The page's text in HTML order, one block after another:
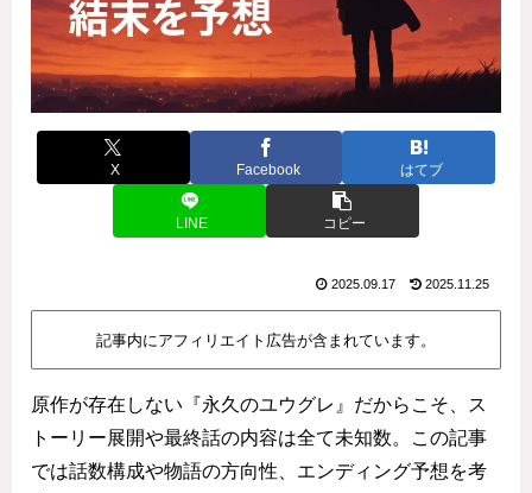
X Facebook はてブ
LINE コピー
2025.09.17 2025.11.25
記事内にアフィリエイト広告が含まれています。
原作が存在しない『永久のユウグレ』だからこそ、ス
トーリー展開や最終話の内容は全て未知数。この記事
では話数構成や物語の方向性、エンディング予想を考